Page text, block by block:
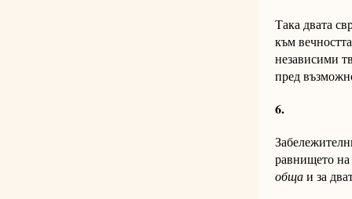
Така двата
към
независими
пред
6.
равнището на
об­щаи за